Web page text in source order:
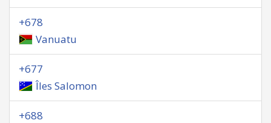
+678
Vanuatu
+677
Îles Salomon
+688